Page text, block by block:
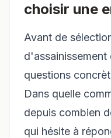
choisir une
Avant de
d'assainissement
questions
Dans quelle
depuis combien
qui hésite à